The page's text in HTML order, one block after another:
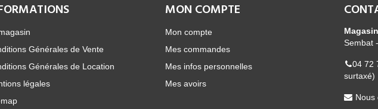
Générales de Vente
Générales de Location
légales
MON COMPTE
Mon compte
Mes commandes
Mes infos personnelles
Mes avoirs
Magasin
Sembat
04 72
surtaxé)
Nous